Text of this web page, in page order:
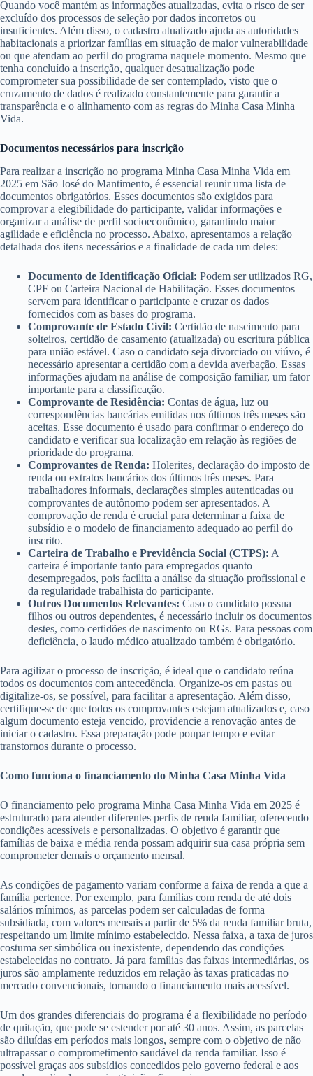
Quando você mantém as informações atualizadas, evita o risco de ser
excluído dos processos de seleção por dados incorretos ou
insuficientes. Além disso, o cadastro atualizado ajuda as autoridades
habitacionais a priorizar famílias em situação de maior vulnerabilidade
ou que atendam ao perfil do programa naquele momento. Mesmo que
tenha concluído a inscrição, qualquer desatualização pode
comprometer sua possibilidade de ser contemplado, visto que o
cruzamento de dados é realizado constantemente para garantir a
transparência e o alinhamento com as regras do Minha Casa Minha
Vida.
Documentos necessários para inscrição
Para realizar a inscrição no programa Minha Casa Minha Vida em
2025 em São José do Mantimento, é essencial reunir uma lista de
documentos obrigatórios. Esses documentos são exigidos para
comprovar a elegibilidade do participante, validar informações e
organizar a análise de perfil socioeconômico, garantindo maior
agilidade e eficiência no processo. Abaixo, apresentamos a relação
detalhada dos itens necessários e a finalidade de cada um deles:
Documento de Identificação Oficial: Podem ser utilizados RG,
CPF ou Carteira Nacional de Habilitação. Esses documentos
servem para identificar o participante e cruzar os dados
fornecidos com as bases do programa.
Comprovante de Estado Civil: Certidão de nascimento para
solteiros, certidão de casamento (atualizada) ou escritura pública
para união estável. Caso o candidato seja divorciado ou viúvo, é
necessário apresentar a certidão com a devida averbação. Essas
informações ajudam na análise de composição familiar, um fator
importante para a classificação.
Comprovante de Residência: Contas de água, luz ou
correspondências bancárias emitidas nos últimos três meses são
aceitas. Esse documento é usado para confirmar o endereço do
candidato e verificar sua localização em relação às regiões de
prioridade do programa.
Comprovantes de Renda: Holerites, declaração do imposto de
renda ou extratos bancários dos últimos três meses. Para
trabalhadores informais, declarações simples autenticadas ou
comprovantes de autônomo podem ser apresentados. A
comprovação de renda é crucial para determinar a faixa de
subsídio e o modelo de financiamento adequado ao perfil do
inscrito.
Carteira de Trabalho e Previdência Social (CTPS): A
carteira é importante tanto para empregados quanto
desempregados, pois facilita a análise da situação profissional e
da regularidade trabalhista do participante.
Outros Documentos Relevantes: Caso o candidato possua
filhos ou outros dependentes, é necessário incluir os documentos
destes, como certidões de nascimento ou RGs. Para pessoas com
deficiência, o laudo médico atualizado também é obrigatório.
Para agilizar o processo de inscrição, é ideal que o candidato reúna
todos os documentos com antecedência. Organize-os em pastas ou
digitalize-os, se possível, para facilitar a apresentação. Além disso,
certifique-se de que todos os comprovantes estejam atualizados e, caso
algum documento esteja vencido, providencie a renovação antes de
iniciar o cadastro. Essa preparação pode poupar tempo e evitar
transtornos durante o processo.
Como funciona o financiamento do Minha Casa Minha Vida
O financiamento pelo programa Minha Casa Minha Vida em 2025 é
estruturado para atender diferentes perfis de renda familiar, oferecendo
condições acessíveis e personalizadas. O objetivo é garantir que
famílias de baixa e média renda possam adquirir sua casa própria sem
comprometer demais o orçamento mensal.
As condições de pagamento variam conforme a faixa de renda a que a
família pertence. Por exemplo, para famílias com renda de até dois
salários mínimos, as parcelas podem ser calculadas de forma
subsidiada, com valores mensais a partir de 5% da renda familiar bruta,
respeitando um limite mínimo estabelecido. Nessa faixa, a taxa de juros
costuma ser simbólica ou inexistente, dependendo das condições
estabelecidas no contrato. Já para famílias das faixas intermediárias, os
juros são amplamente reduzidos em relação às taxas praticadas no
mercado convencionais, tornando o financiamento mais acessível.
Um dos grandes diferenciais do programa é a flexibilidade no período
de quitação, que pode se estender por até 30 anos. Assim, as parcelas
são diluídas em períodos mais longos, sempre com o objetivo de não
ultrapassar o comprometimento saudável da renda familiar. Isso é
possível graças aos subsídios concedidos pelo governo federal e aos